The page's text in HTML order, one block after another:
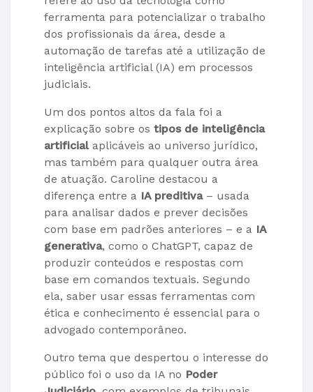
ferramenta para potencializar o trabalho
dos profissionais da área, desde a
automação de tarefas até a utilização de
inteligência artificial (IA) em processos
judiciais.
Um dos pontos altos da fala foi a
explicação sobre os tipos de inteligência
artificialaplicáveis ao universo jurídico,
mas também para qualquer outra área
de atuação. Caroline destacou a
diferença entre a IA preditiva– usada
para analisar dados e prever decisões
com base em padrões anteriores – e a IA
generativa, como o ChatGPT, capaz de
produzir conteúdos e respostas com
base em comandos textuais. Segundo
ela, saber usar essas ferramentas com
ética e conhecimento é essencial para o
advogado contemporâneo.
Outro tema que despertou o interesse do
público foi o uso da IA no Poder